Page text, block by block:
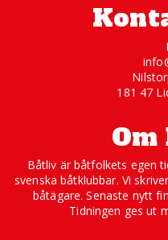
181 47
Båtliv är båtfolkets egen
svenska båtklubbar. Vi
båtägare. Senaste nytt
Tidningen ges ut